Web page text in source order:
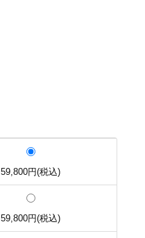
59,800円(税込)
59,800円(税込)